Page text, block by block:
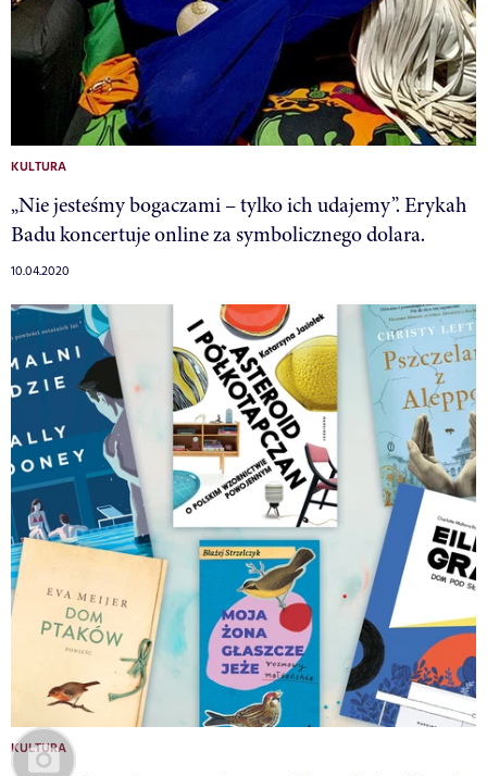
KULTURA
„Nie jesteśmy bogaczami – tylko ich udajemy”. Erykah
Badu koncertuje online za symbolicznego dolara.
10.04.2020
KULTURA